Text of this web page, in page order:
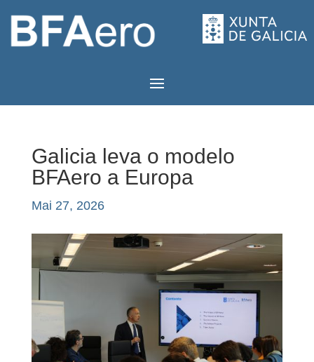
Galicia leva o modelo
BFAero a Europa
Mai 27, 2026